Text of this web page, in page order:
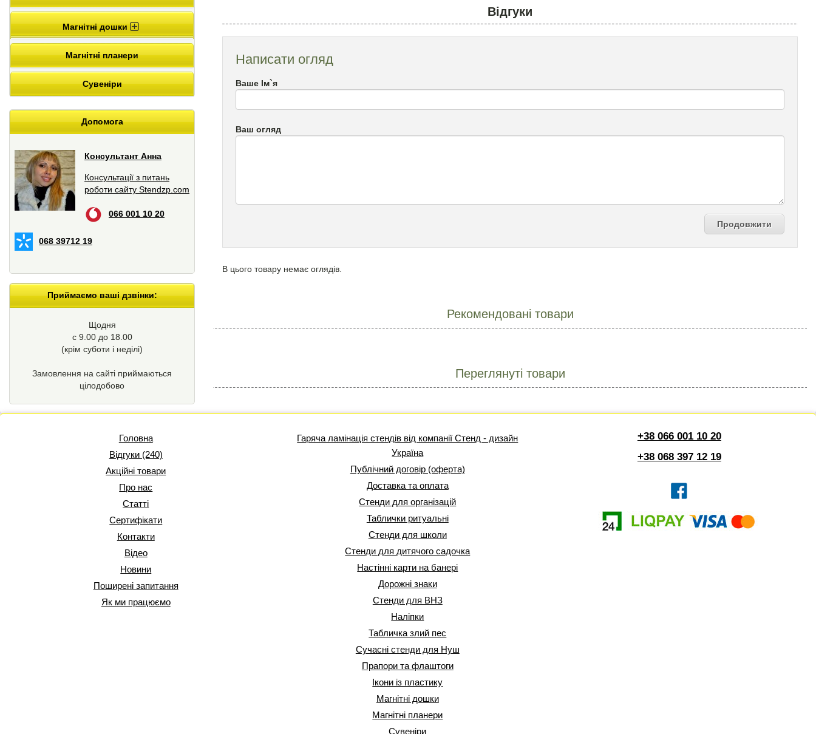
Магнітні дошки
Магнітні планери
Сувеніри
Допомога
Консультант Анна
Консультації з питань
роботи сайту Stendzp.com
066 001 10 20
068 39712 19
Приймаємо ваші дзвінки:
Щодня
с 9.00 до 18.00
(крім суботи і неділі)
Замовлення на сайті приймаються
цілодобово
Відгуки
Написати огляд
Ваше Ім`я
Ваш огляд
Продовжити
В цього товару немає оглядів.
Рекомендовані товари
Переглянуті товари
Головна
Відгуки (240)
Акційні товари
Про нас
Статті
Сертифікати
Контакти
Відео
Новини
Поширені запитання
Як ми працюємо
Гаряча ламінація стендів від компанії Стенд - дизайн
Україна
Публічний договір (оферта)
Доставка та оплата
Стенди для організацій
Таблички ритуальні
Стенди для школи
Стенди для дитячого садочка
Настінні карти на банері
Дорожні знаки
Стенди для ВНЗ
Наліпки
Табличка злий пес
Сучасні стенди для Нуш
Прапори та флаштоги
Ікони із пластику
Магнітні дошки
Магнітні планери
Сувеніри
+38 066 001 10 20
+38 068 397 12 19